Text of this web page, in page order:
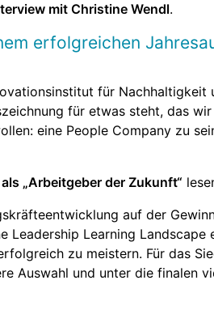
mit Christine Wendl.
erfolgreichen
für Nachhaltigkeit
für etwas steht, das
eine People Company zu
„Arbeitgeber der Zukunft“
auf der
Leadership Learning
zu meistern. Für das
Auswahl und unter die finalen